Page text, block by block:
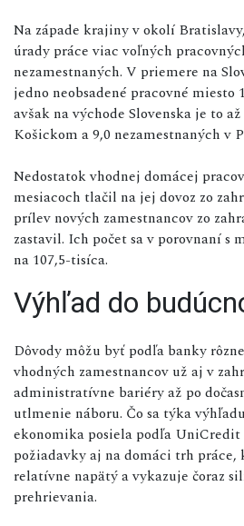
Na západe krajiny v okolí
úrady práce viac voľných
nezamestnaných. V priemere na
jedno neobsadené pracovné miesto
avšak na východe Slovenska je to
Košickom a 9,0 nezamestnaných v
Nedostatok vhodnej domácej
mesiacoch tlačil na jej dovoz zo
prílev nových zamestnancov zo
zastavil. Ich počet sa v porovnaní s
na 107,5-tisíca.
Výhľad do
Dôvody môžu byť podľa banky
vhodných zamestnancov už aj v
administratívne bariéry až po
utlmenie náboru. Čo sa týka
ekonomika posiela podľa UniCredit
požiadavky aj na domáci trh práce,
relatívne napätý a vykazuje čoraz
prehrievania.